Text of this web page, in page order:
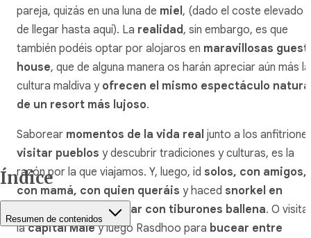
pareja, quizás en una luna de miel , (dado el coste elevado
de llegar hasta aquí). La realidad , sin embargo, es que
también podéis optar por alojaros en maravillosas guest
house, que de alguna manera os harán apreciar aún más la
cultura maldiva y ofrecen el mismo espectáculo
de un resort más lujoso.
Saborear momentos de la vida real junto a los
visitar pueblos y descubrir tradiciones y culturas, es la
razón por la que viajamos. Y, luego, id solos, con amigos,
con mamá, con quien queráis y haced snorkel en
a nadar con tiburones ballena. O
lacapital Maléy luego Rasdhoo para bucear entre
Índice
Resumen de contenidos